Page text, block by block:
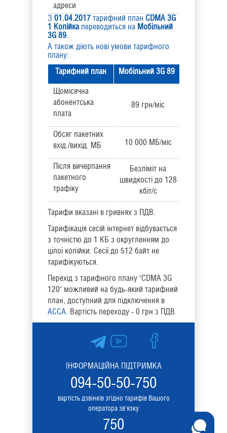
адреси
З 01.04.2017 тарифний план CDMA 3G
1 Копійка переводиться на Мобільний
3G 89.
А також діють нові умови тарифного
плану:
Тарифний план
Мобільний 3G 89
Щомісячна
абонентська
плата
89 грн/міс
Обсяг пакетних
вхід./вихід. МБ
10 000 МБ/міс
Після вичерпання
пакетного
трафіку
Безліміт на
швидкості до 128
кбіт/с
Тарифи вказані в гривнях з ПДВ.
Тарифікація сесій інтернет відбувається
з точністю до 1 КБ з округленням до
цілої копійки. Сесії до 512 байт не
тарифікуються.
Перехід з тарифного плану "CDMA 3G
120" можливий на будь-який тарифний
план, доступний для підключення в
АССА. Вартість переходу - 0 грн з ПДВ.
ІНФОРМАЦІЙНА ПІДТРИМКА
094-50-50-750
вартість дзвінків згідно тарифів Вашого
оператора зв'язку
750